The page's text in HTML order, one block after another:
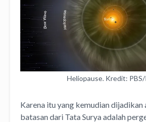
Heliopause. Kredit:
Karena itu yang kemudian dijadikan
batasan dari Tata Surya adalah